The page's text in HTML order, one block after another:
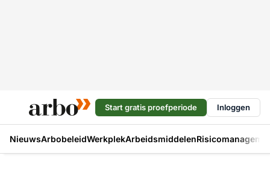
Start gratis proefperiode Inloggen
NieuwsArbobeleidWerkplekArbeidsmiddelen